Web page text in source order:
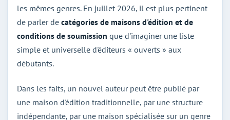
les mêmes genres. En juillet 2026, il est plus pertinent
de parler de catégories de maisons d'édition et de
conditions de soumission que d'imaginer une liste
simple et universelle d'éditeurs « ouverts » aux
débutants.
Dans les faits, un nouvel auteur peut être publié par
une maison d'édition traditionnelle, par une structure
indépendante, par une maison spécialisée sur un genre